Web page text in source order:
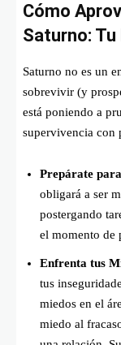
Cómo
Saturno:
Saturno no es un
sobrevivir (y
está poniendo a
supervivencia con
Prepárate
obligará a ser
postergando
el momento de
Enfrenta tus
tus
miedos en el
miedo al